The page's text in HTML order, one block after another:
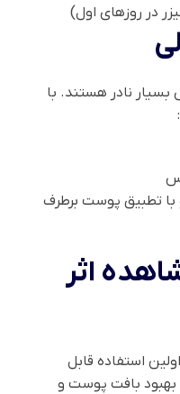
در روزهای اول)
بسیار نادر هستند. با
با تطبیق پوست برطرف
اثر
استفاده قابل
بهبود بافت پوست و